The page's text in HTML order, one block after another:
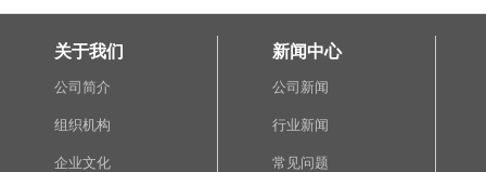
关于我们
公司简介
组织机构
企业文化
新闻中心
公司新闻
行业新闻
常见问题